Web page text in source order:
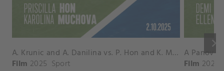
keyboard_arrow_right
A. Krunic and A. Danilina vs. P. Hon and K. Muchova Match Highlights - BEIJING_Capital Group Diamond ( October 02, 2025)
Film 2025 Sport Film 2026